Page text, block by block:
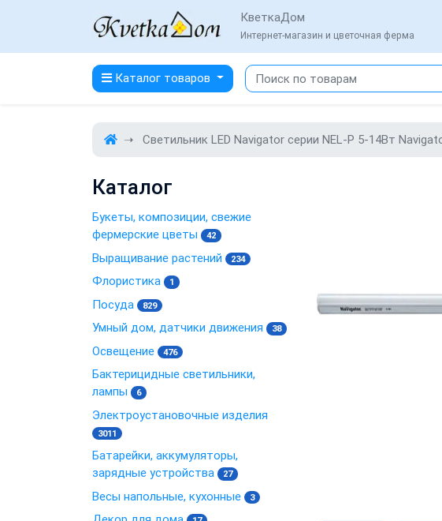
КветкаДом
Интернет-магазин и цветочная ферма
Каталог товаров
Светильник LED Navigator серии NEL-P 5-14Вт
Каталог
Букеты, композиции, свежие
фермерские цветы
42
Выращивание растений 234
Флористика 1
Посуда 829
Умный дом, датчики движения 38
Освещение 476
Бактерицидные светильники,
лампы
6
Электроустановочные изделия
3011
Батарейки, аккумуляторы,
зарядные устройства
27
Весы напольные, кухонные 3